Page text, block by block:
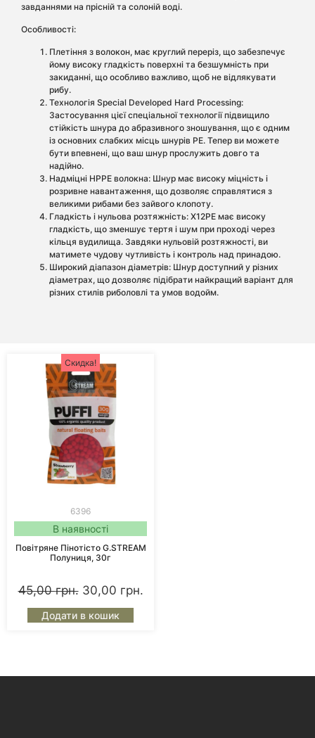
завданнями на прісній та солоній воді.
Особливості:
Плетіння з волокон, має круглий переріз, що забезпечує
йому високу гладкість поверхні та безшумність при
закиданні, що особливо важливо, щоб не відлякувати
рибу.
Технологія Special Developed Hard Processing:
Застосування цієї спеціальної технології підвищило
стійкість шнура до абразивного зношування, що є одним
із основних слабких місць шнурів PE. Тепер ви можете
бути впевнені, що ваш шнур прослужить довго та
надійно.
Надміцні HPPE волокна: Шнур має високу міцність і
розривне навантаження, що дозволяє справлятися з
великими рибами без зайвого клопоту.
Гладкість і нульова розтяжність: X12PE має високу
гладкість, що зменшує тертя і шум при проході через
кільця вудилища. Завдяки нульовій розтяжності, ви
матимете чудову чутливість і контроль над принадою.
Широкий діапазон діаметрів: Шнур доступний у різних
діаметрах, що дозволяє підібрати найкращий варіант для
різних стилів риболовлі та умов водойм.
Скидка!
6396
В наявності
Повітряне Пінотісто G.STREAM
Полуниця, 30г
45,00грн. 30,00 грн.
Додати в кошик